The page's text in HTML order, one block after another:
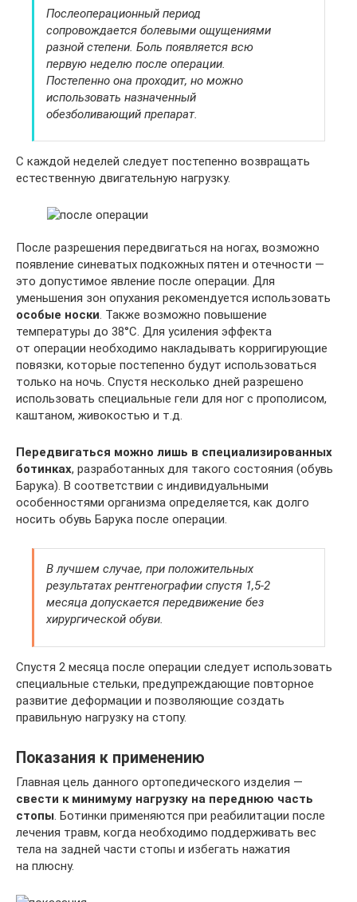
Послеоперационный период
сопровождается болевыми ощущениями
разной степени. Боль появляется всю
первую неделю после операции.
Постепенно она проходит, но можно
использовать назначенный
обезболивающий препарат.
С каждой неделей следует постепенно возвращать
естественную двигательную нагрузку.
После разрешения передвигаться на ногах, возможно
появление синеватых подкожных пятен и отечности —
это допустимое явление после операции. Для
уменьшения зон опухания рекомендуется использовать
особые носки. Также возможно повышение
температуры до 38°C. Для усиления эффекта
от операции необходимо накладывать корригирующие
повязки, которые постепенно будут использоваться
только на ночь. Спустя несколько дней разрешено
использовать специальные гели для ног с прополисом,
каштаном, живокостью и т.д.
Передвигаться можно лишь в специализированных
ботинках, разработанных для такого состояния (обувь
Барука). В соответствии с индивидуальными
особенностями организма определяется, как долго
носить обувь Барука после операции.
В лучшем случае, при положительных
результатах рентгенографии спустя 1,5-2
месяца допускается передвижение без
хирургической обуви.
Спустя 2 месяца после операции следует использовать
специальные стельки, предупреждающие повторное
развитие деформации и позволяющие создать
правильную нагрузку на стопу.
Показания к применению
Главная цель данного ортопедического изделия —
свести к минимуму нагрузку на переднюю часть
стопы . Ботинки применяются при реабилитации после
лечения травм, когда необходимо поддерживать вес
тела на задней части стопы и избегать нажатия
на плюсну.